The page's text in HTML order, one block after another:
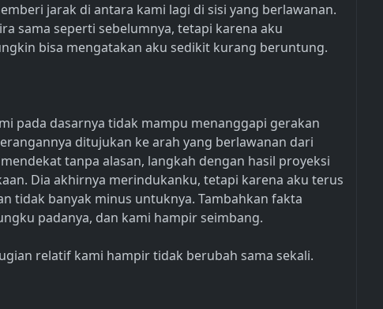
jarak di antara kami lagi di sisi yang berlawanan.
sama seperti sebelumnya, tetapi karena aku
bisa mengatakan aku sedikit kurang beruntung.
pada dasarnya tidak mampu menanggapi gerakan
ditujukan ke arah yang berlawanan dari
tanpa alasan, langkah dengan hasil proyeksi
Dia akhirnya merindukanku, tetapi karena aku terus
tidak banyak minus untuknya. Tambahkan fakta
padanya, dan kami hampir seimbang.
relatif kami hampir tidak berubah sama sekali.